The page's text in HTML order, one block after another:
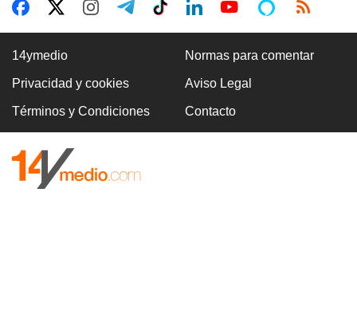
14ymedio Normas para comentar
Privacidad y cookies Aviso Legal
Términos y Condiciones Contacto